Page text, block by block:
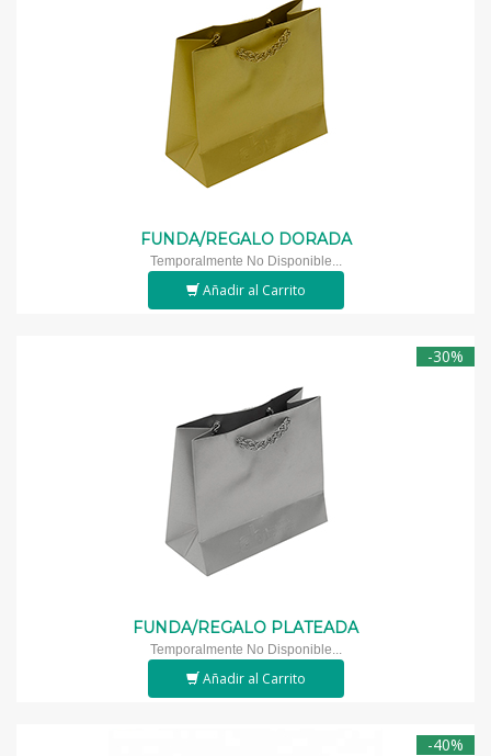
FUNDA/REGALO DORADA
Temporalmente No Disponible...
Añadir al Carrito
-30%
FUNDA/REGALO PLATEADA
Temporalmente No Disponible...
Añadir al Carrito
-40%